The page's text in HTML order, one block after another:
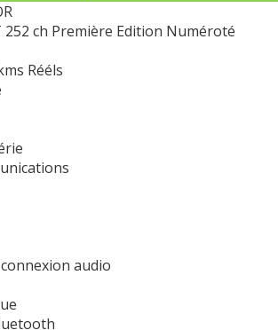
252 ch Première Edition Numéroté
Rééls
audio